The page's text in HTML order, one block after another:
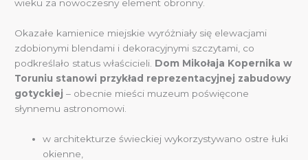
wieku za nowoczesny element obronny.
Okazałe kamienice miejskie wyróżniały się elewacjami
zdobionymi blendami i dekoracyjnymi szczytami, co
podkreślało status właścicieli. Dom Mikołaja Kopernika w
Toruniu stanowi przykład reprezentacyjnej zabudowy
gotyckiej – obecnie mieści muzeum poświęcone
słynnemu astronomowi.
w architekturze świeckiej wykorzystywano ostre łuki
okienne,